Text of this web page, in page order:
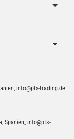
info@pts-trading.de
Spanien, info@pts-